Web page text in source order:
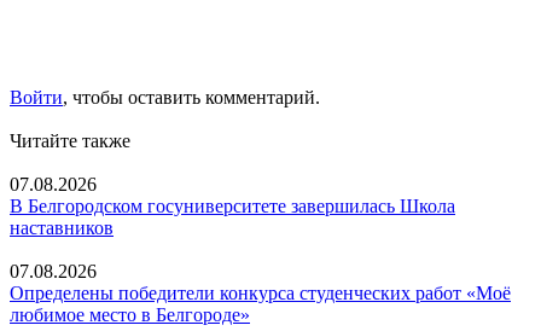
Войти, чтобы оставить комментарий.
Читайте также
07.08.2026
В Белгородском госуниверситете завершилась Школа
наставников
07.08.2026
Определены победители конкурса студенческих работ «Моё
любимое место в Белгороде»